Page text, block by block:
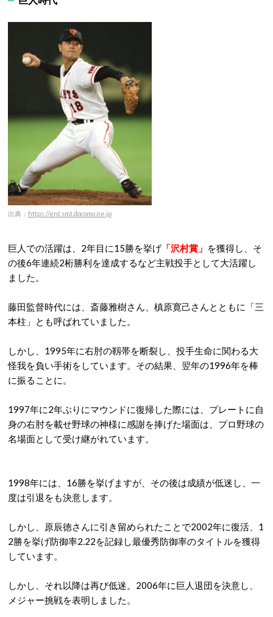
出典： https://ent.smt.docomo.ne.jp
巨人での活躍は、2年目に15勝を挙げ 「沢村賞」 を獲得し、そ
の後6年連続2桁勝利を達成するなど主戦投手として大活躍し
ました。
藤田監督時代には、斎藤雅樹さん、槙原寛己さんとともに「三
本柱」とも呼ばれていました。
しかし、1995年に右肘の靱帯を断裂し、投手生命に関わる大
怪我を負い手術をしています。その結果、翌年の1996年を棒
に振ることに。
1997年に2年ぶりにマウンドに復帰した際には、プレートに自
身の右肘を載せ野球の神様に感謝を捧げた場面は、プロ野球の
名場面として受け継がれています。
1998年には、16勝を挙げますが、その後は成績が低迷し、一
度は引退をも決意します。
しかし、原辰徳さんに引き留められたことで2002年に復活、1
2勝を挙げ防御率2.22を記録し最優秀防御率のタイトルを獲得
しています。
しかし、それ以降は再び低迷。2006年に巨人退団を決意し、
メジャー挑戦を表明しました。